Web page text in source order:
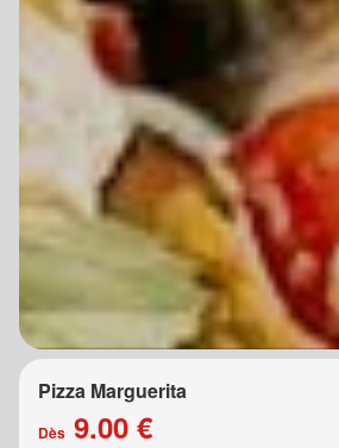
Pizza Marguerita
Dès 9.00 €